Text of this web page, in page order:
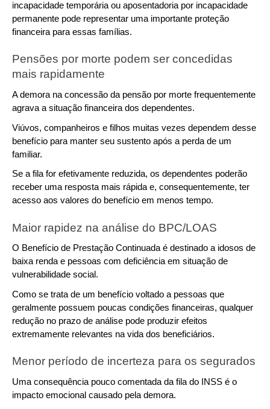
incapacidade temporária ou aposentadoria por incapacidade
permanente pode representar uma importante proteção
financeira para essas famílias.
Pensões por morte podem ser concedidas
mais rapidamente
A demora na concessão da pensão por morte frequentemente
agrava a situação financeira dos dependentes.
Viúvos, companheiros e filhos muitas vezes dependem desse
benefício para manter seu sustento após a perda de um
familiar.
Se a fila for efetivamente reduzida, os dependentes poderão
receber uma resposta mais rápida e, consequentemente, ter
acesso aos valores do benefício em menos tempo.
Maior rapidez na análise do BPC/LOAS
O Benefício de Prestação Continuada é destinado a idosos de
baixa renda e pessoas com deficiência em situação de
vulnerabilidade social.
Como se trata de um benefício voltado a pessoas que
geralmente possuem poucas condições financeiras, qualquer
redução no prazo de análise pode produzir efeitos
extremamente relevantes na vida dos beneficiários.
Menor período de incerteza para os segurados
Uma consequência pouco comentada da fila do INSS é o
impacto emocional causado pela demora.